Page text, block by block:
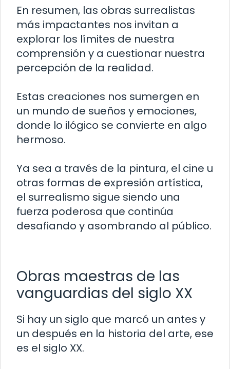
En resumen, las obras surrealistas
más impactantes nos invitan a
explorar los límites de nuestra
comprensión y a cuestionar nuestra
percepción de la realidad.
Estas creaciones nos sumergen en
un mundo de sueños y emociones,
donde lo ilógico se convierte en algo
hermoso.
Ya sea a través de la pintura, el cine u
otras formas de expresión artística,
el surrealismo sigue siendo una
fuerza poderosa que continúa
desafiando y asombrando al público.
Obras maestras de las
vanguardias del siglo XX
Si hay un siglo que marcó un antes y
un después en la historia del arte, ese
es el siglo XX.